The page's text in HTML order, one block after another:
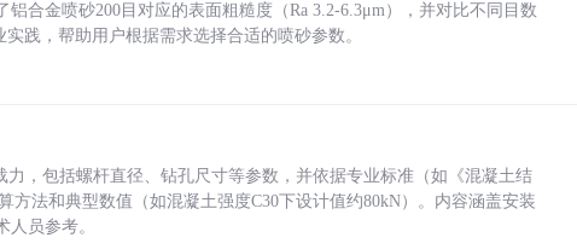
合金喷砂200目对应的表面粗糙度（Ra 3.2-6.3μm），并对比不同目数
践，帮助用户根据需求选择合适的喷砂参数。
，包括螺杆直径、钻孔尺寸等参数，并依据专业标准（如《混凝土结
方法和典型数值（如混凝土强度C30下设计值约80kN）。内容涵盖安装
员参考。